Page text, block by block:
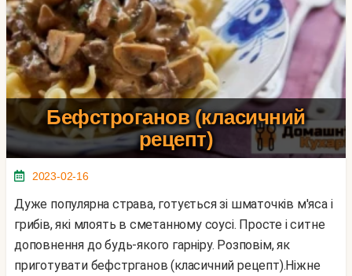
Бефстроганов (класичний
рецепт)
2023-02-16
Дуже популярна страва, готується зі шматочків м'яса і
грибів, які млоять в сметанному соусі. Просте і ситне
доповнення до будь-якого гарніру. Розповім, як
приготувати бефстрганов (класичний рецепт).Ніжне